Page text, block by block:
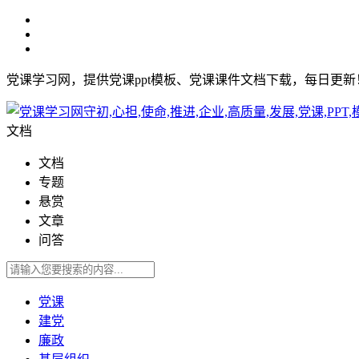
党课学习网，提供党课ppt模板、党课课件文档下载，每日更新
文档
文档
专题
悬赏
文章
问答
党课
建党
廉政